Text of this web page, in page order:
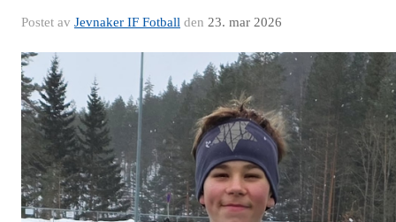
Postet av Jevnaker IF Fotball den 23. mar 2026